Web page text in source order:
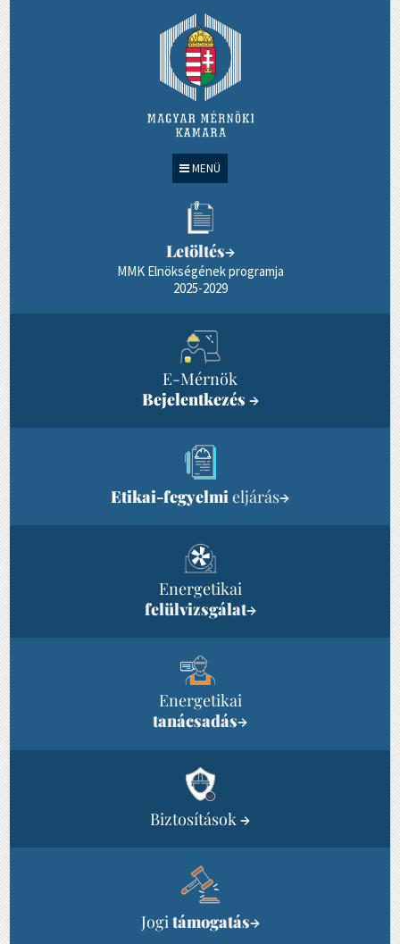
MENÜ
Letöltés→
MMK Elnökségének programja
2025-2029
E-Mérnök
Bejelentkezés →
Etikai-fegyelmieljárás→
Energetikai
felülvizsgálat→
Energetikai
tanácsadás→
Biztosítások →
Jogitámogatás→